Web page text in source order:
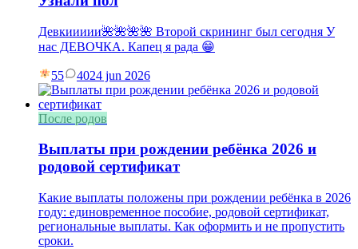
Девкиииии🌺🌺🌺🌺 Второй скрининг был сегодня У
нас ДЕВОЧКА. Капец я рада 😁
55 4024 jun 2026
После родов
Выплаты при рождении ребёнка 2026 и
родовой сертификат
Какие выплаты положены при рождении ребёнка в 2026
году: единовременное пособие, родовой сертификат,
региональные выплаты. Как оформить и не пропустить
сроки.